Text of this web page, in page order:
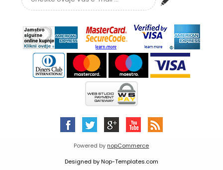
Powered by nopCommerce
Designed byNop-Templates.com